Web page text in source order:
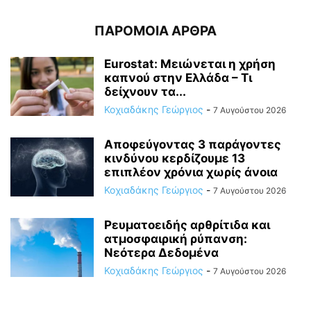
ΠΑΡΟΜΟΙΑ ΑΡΘΡΑ
Eurostat: Μειώνεται η χρήση
καπνού στην Ελλάδα – Τι
δείχνουν τα...
Κοχιαδάκης Γεώργιος - 7 Αυγούστου 2026
Αποφεύγοντας 3 παράγοντες
κινδύνου κερδίζουμε 13
επιπλέον χρόνια χωρίς άνοια
Κοχιαδάκης Γεώργιος - 7 Αυγούστου 2026
Ρευματοειδής αρθρίτιδα και
ατμοσφαιρική ρύπανση:
Νεότερα Δεδομένα
Κοχιαδάκης Γεώργιος - 7 Αυγούστου 2026